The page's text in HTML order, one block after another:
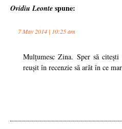
Ovidiu Leonte spune:
7 May 2014 | 10:25 am
Mulțumesc Zina. Sper să
reușit în recenzie să arăt în ce